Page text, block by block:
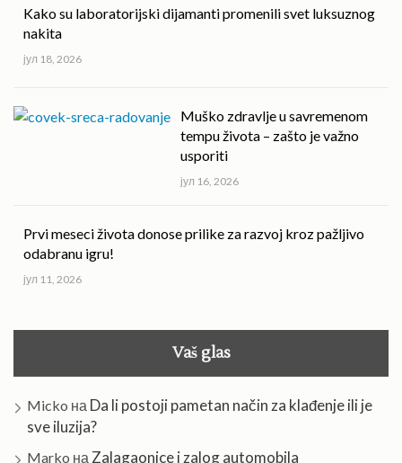
Kako su laboratorijski dijamanti promenili svet luksuznog
nakita
јул 18, 2026
Muško zdravlje u savremenom
tempu života – zašto je važno
usporiti
јул 16, 2026
Prvi meseci života donose prilike za razvoj kroz pažljivo
odabranu igru!
јул 11, 2026
Vaš glas
Micko на Da li postoji pametan način za klađenje ili je
sve iluzija?
Marko на Zalagaonice i zalog automobila